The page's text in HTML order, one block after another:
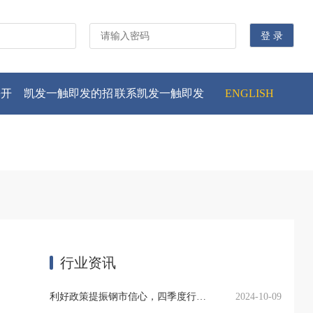
凯发一触即发的招联系凯发一触即发 ENGLISH
行业资讯
利好政策提振钢市信心，四季度行业需求或小幅上升 2024-10-09